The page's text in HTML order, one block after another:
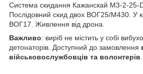
Система скидання Кажанскай M3-2-25-
Послідовний скид двох ВОГ25/М430. У
ВОГ17. Живлення від дрона.
Важливо: виріб не містить у собі
детонаторів. Доступний до замовлення
військовослужбовців та волонтерів